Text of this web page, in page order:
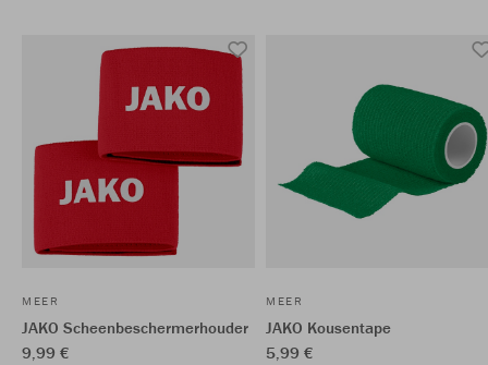
MEER
JAKO Scheenbeschermerhouder
9,99 €
MEER
JAKO Kousentape
5,99 €